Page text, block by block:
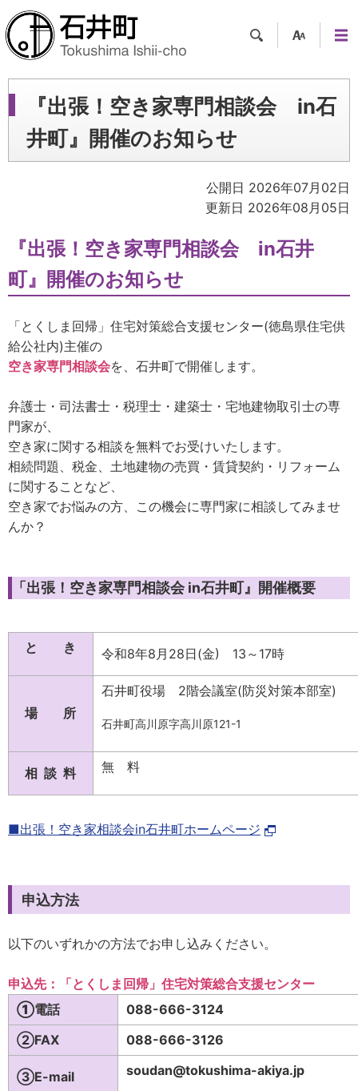
ツー
ル
ュー
『出張！空き家専門相談会 in石
井町』開催のお知らせ
公開日 2026年07月02日
更新日 2026年08月05日
『出張！空き家専門相談会 in石井
町』開催のお知らせ
「とくしま回帰」住宅対策総合支援センター(徳島県住宅供
給公社内)主催の
空き家専門相談会を、 石井町で開催します。
弁護士・司法書士・税理士・建築士・宅地建物取引士の専
門家が、
空き家に関する相談を無料でお受けいたします。
相続問題、税金、土地建物の売買・賃貸契約・リフォーム
に関することなど、
空き家でお悩みの方、この機会に専門家に相談してみませ
んか？
「出張！空き家専門相談会 in石井町』開催概要
と き 令和8年8月28日(金) 13～17時
場 所
石井町役場 2階会議室(防災対策本部室)
石井町高川原字高川原121-1
相 談 料 無 料
■出張！空き家相談会in石井町ホームページ
申込方法
以下のいずれかの方法でお申し込みください。
申込先：「とくしま回帰」住宅対策総合支援センター
①電話
088-666-3124
②FAX
088-666-3126
③E-mail soudan@tokushima-akiya.jp